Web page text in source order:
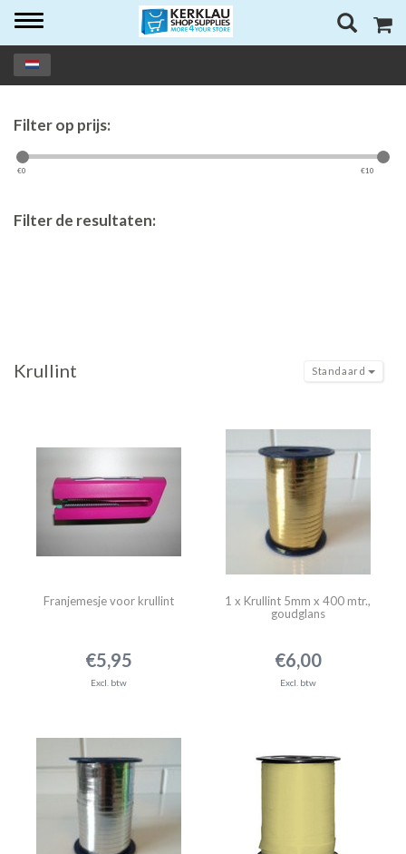
Toggle
Filter op prijs:
€0 €10
Filter de resultaten:
Krullint Standaard
Franjemesje voor krullint
€5,95
Excl. btw
1 x Krullint 5mm x 400 mtr.,
goudglans
€6,00
Excl. btw